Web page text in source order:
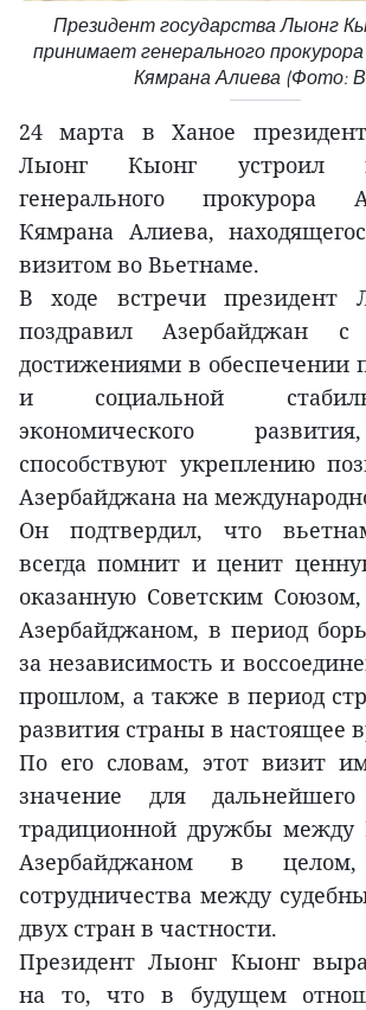
Президент государства Лыонг
принимает генерального
Кямрана Алиева (Фото:
24 марта в Ханое президент
Лыонг Кыонг устроил
генерального прокурора
Кямрана Алиева,
визитом во Вьетнаме.
В ходе встречи президент
поздравил Азербайджан с
достижениями в обеспечении
и социальной
экономического
способствуют укреплению
Азербайджана на
Он подтвердил, что
всегда помнит и ценит
оказанную Советским
Азербайджаном, в период
за независимость и
прошлом, а также в период
развития страны в настоящее
По его словам, этот визит
значение для дальнейшего
традиционной дружбы между
Азербайджаном в
сотрудничества между
двух стран в частности.
Президент Лыонг Кыонг
на то, что в будущем